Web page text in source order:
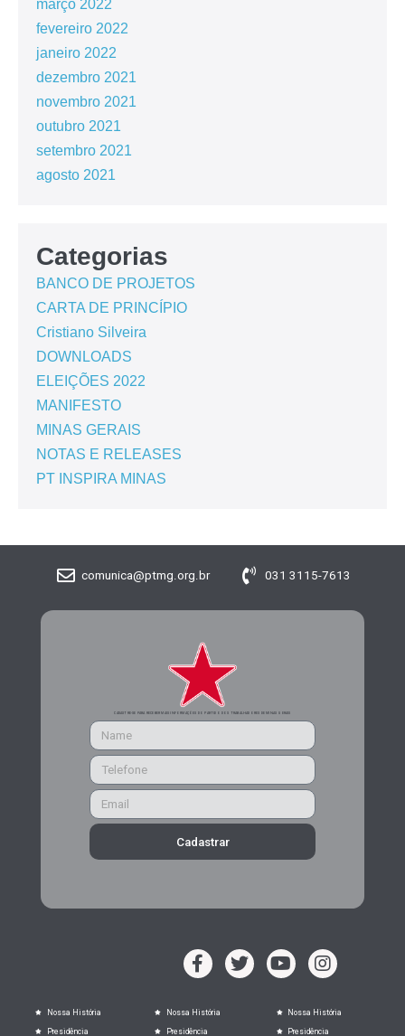
março 2022
fevereiro 2022
janeiro 2022
dezembro 2021
novembro 2021
outubro 2021
setembro 2021
agosto 2021
Categorias
BANCO DE PROJETOS
CARTA DE PRINCÍPIO
Cristiano Silveira
DOWNLOADS
ELEIÇÕES 2022
MANIFESTO
MINAS GERAIS
NOTAS E RELEASES
PT INSPIRA MINAS
comunica@ptmg.org.br 031 3115-7613
CADASTRE-SE PARA RECEBER MAIS INFORMAÇÕES DO PARTIDO DOS TRABALHADORES DE MINAS GERAIS
Cadastrar
Nossa História
Presidência
Nossa História
Presidência
Nossa História
Presidência